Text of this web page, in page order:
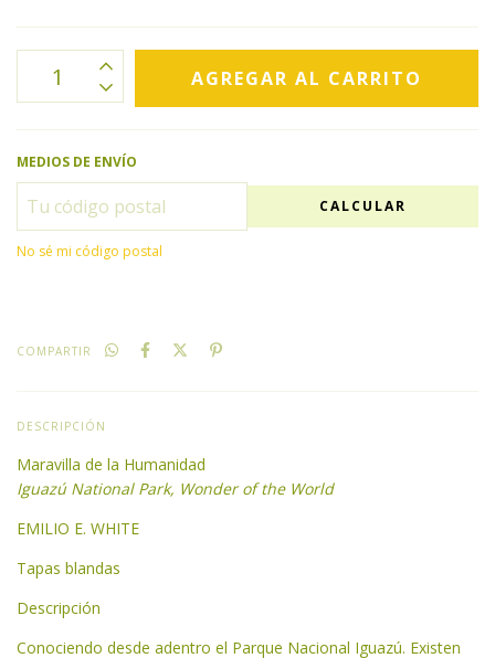
MEDIOS DE ENVÍO
CALCULAR
No sé mi código postal
COMPARTIR
DESCRIPCIÓN
Maravilla de la Humanidad
Iguazú National Park, Wonder of the World
EMILIO E. WHITE
Tapas blandas
Descripción
Conociendo desde adentro el Parque Nacional Iguazú. Existen